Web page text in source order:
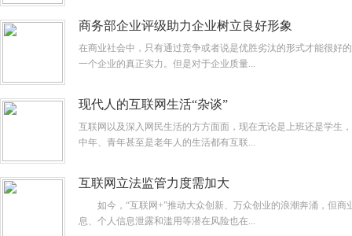
商务部企业评级助力企业树立良好形象
在商业社会中，只有通过竞争或者说是优胜劣汰的形式才能很好
一个企业的真正实力。但是对于企业质量...
现代人的互联网生活“杂谈”
互联网以及深入网民生活的方方面面，现在无论是上班还是学生
中年、青年甚至是老年人的生活都有互联...
互联网立法监管力度需加大
如今，“互联网+”推动大众创新、万众创业的浪潮奔涌，但商
息、个人信息泄露和滥用等潜在风险也在...